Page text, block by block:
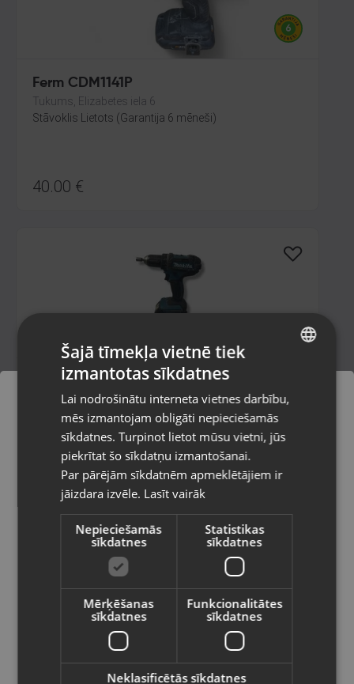
Ferm CDM1141P
Tukums, Elizabetes iela 6
Stāvoklis Lietots (Garantija 6 mēneši)
40.00 €
Makita DDF482
Krāslava, Tirgus iela 7
Stāvoklis Ilgstoši lietots (Garantija 14 dienas)
120.00€
/mēn.
Makita TD110D
Pasūtījumi tiks piegādāti uz
izvēlēto valsti
Vietnes saturs būs attēlots izvēlētajā
valodā
Valsts
Latviešu / Latvian
RUSSIAN
Šajā tīmekļa vietnē tiek
izmantotas sīkdatnes
Lai nodrošinātu interneta vietnes darbību,
mēs izmantojam obligāti nepieciešamās
sīkdatnes. Turpinot lietot mūsu vietni, jūs
piekrītat šo sīkdatņu izmantošanai.
Par pārējām sīkdatnēm apmeklētājiem ir
jāizdara izvēle. Lasīt vairāk
Nepieciešamās
sīkdatnes
Statistikas
sīkdatnes
Mērķēšanas
sīkdatnes
Funkcionalitātes
sīkdatnes
Neklasificētās sīkdatnes